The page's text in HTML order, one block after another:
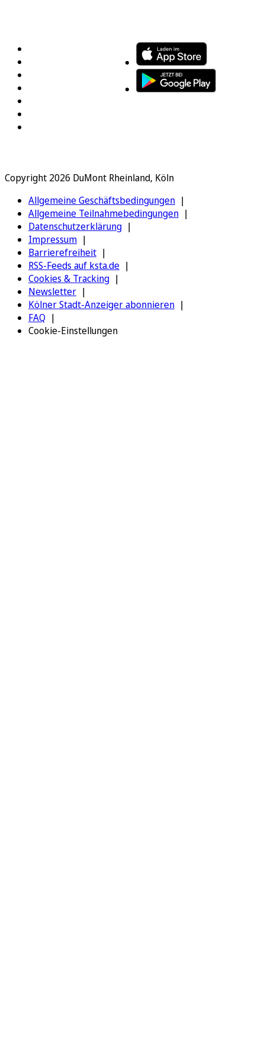
Copyright 2026 DuMont Rheinland, Köln
Allgemeine Geschäftsbedingungen
Allgemeine Teilnahmebedingungen
Datenschutzerklärung
Impressum
Barrierefreiheit
RSS-Feeds auf ksta.de
Cookies & Tracking
Newsletter
Kölner Stadt-Anzeiger abonnieren
FAQ
Cookie-Einstellungen